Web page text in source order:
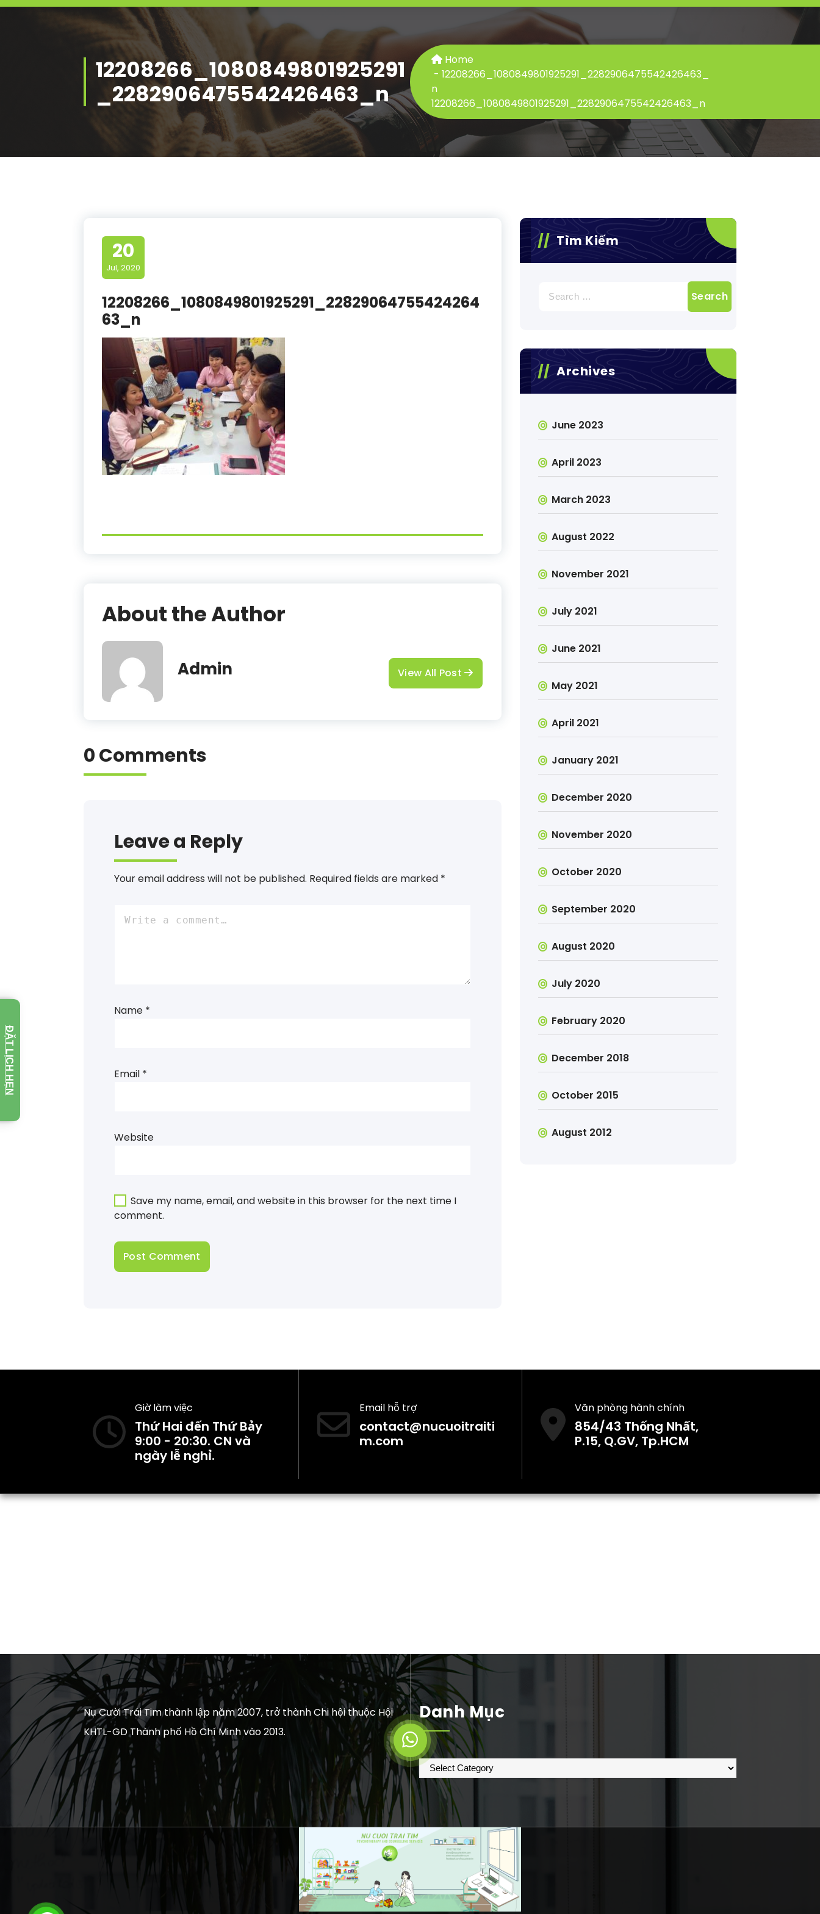
12208266_1080849801925291
_2282906475542426463_n
Home
- 12208266_1080849801925291_2282906475542426463_
n
12208266_1080849801925291_2282906475542426463_n
20
Jul, 2020
12208266_1080849801925291_22829064755424264
63_n
About the Author
Admin View All Post
0 Comments
Leave a Reply
Your email address will not be published. Required fields are marked *
Name *
Email *
Website
Save my name, email, and website in this browser for the next time I
comment.
Tìm Kiếm
for:
Archives
June 2023
April 2023
March 2023
August 2022
November 2021
July 2021
June 2021
May 2021
April 2021
January 2021
December 2020
November 2020
October 2020
September 2020
August 2020
July 2020
February 2020
December 2018
October 2015
August 2012
Giờ làm việc
Thứ Hai đến Thứ Bảy
9:00 - 20:30. CN và
ngày lễ nghỉ.
Email hỗ trợ
contact@nucuoitraiti
m.com
Văn phòng hành chính
854/43 Thống Nhất,
P.15, Q.GV, Tp.HCM
Nụ Cười Trái Tim thành lập năm 2007, trở thành Chi hội thuộc Hội
KHTL-GD Thành phố Hồ Chí Minh vào 2013.
Danh Mục
Danh
mục
ĐẶT LỊCH HẸN